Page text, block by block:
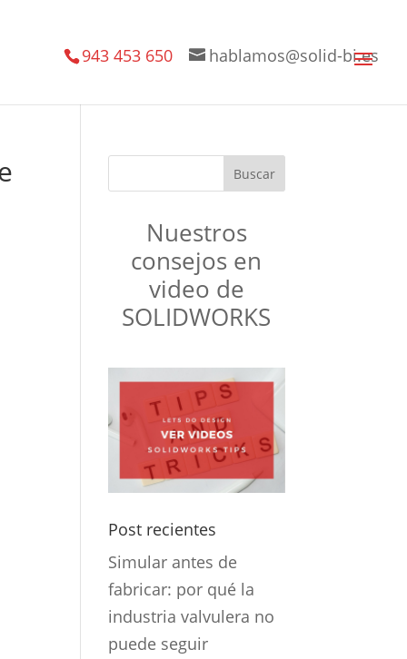
943 453 650 hablamos@solid-bi.es
Nuestros
consejos en
video de
SOLIDWORKS
Post recientes
Simular antes de
fabricar: por qué la
industria valvulera no
puede seguir